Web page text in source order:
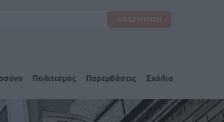
Πολιτισμός Παρεμβάσεις Σχόλια